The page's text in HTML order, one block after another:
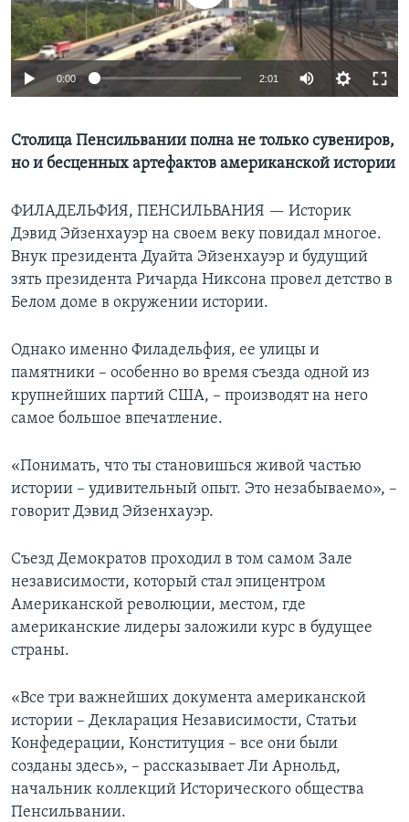
Learning English
СОЦИАЛЬНЫЕ СЕТИ
Языки
0:00 2:01
Столица Пенсильвании полна не только сувениров,
но и бесценных артефактов американской истории
ФИЛАДЕЛЬФИЯ, ПЕНСИЛЬВАНИЯ — Историк
Дэвид Эйзенхауэр на своем веку повидал многое.
Внук президента Дуайта Эйзенхауэр и будущий
зять президента Ричарда Никсона провел детство в
Белом доме в окружении истории.
Однако именно Филадельфия, ее улицы и
памятники – особенно во время съезда одной из
крупнейших партий США, – производят на него
самое большое впечатление.
«Понимать, что ты становишься живой частью
истории – удивительный опыт. Это незабываемо», –
говорит Дэвид Эйзенхауэр.
Съезд Демократов проходил в том самом Зале
независимости, который стал эпицентром
Американской революции, местом, где
американские лидеры заложили курс в будущее
страны.
«Все три важнейших документа американской
истории – Декларация Независимости, Статьи
Конфедерации, Конституция – все они были
созданы здесь», – рассказывает Ли Арнольд,
начальник коллекций Исторического общества
Пенсильвании.